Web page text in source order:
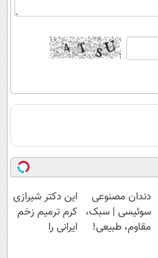
دندان مصنوعی
سوئیسی | سبک،
مقاوم، طبیعی!
این دکتر شیرازی
کرم ترمیم زخم
ایرانی را